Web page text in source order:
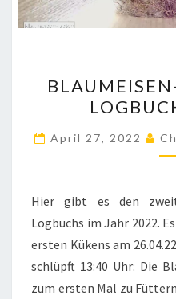
April 27, 2022
Hier gibt es den
Logbuchs im Jahr 2022.
ersten Kükens am
schlüpft 13:40 Uhr: Die
zum ersten Mal zu